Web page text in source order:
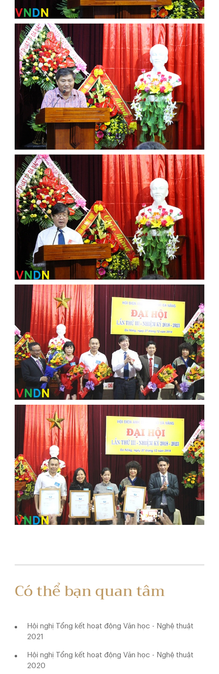
Có thể bạn quan tâm
Hội nghị Tổng kết hoạt động Văn học - Nghệ thuật
2021
Hội nghị Tổng kết hoạt động Văn học - Nghệ thuật
2020